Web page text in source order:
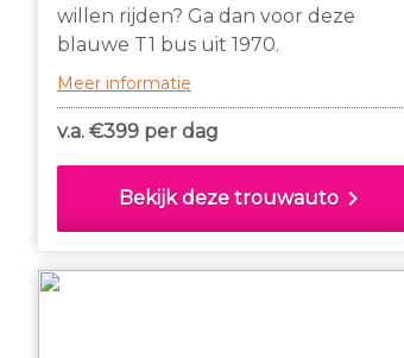
willen rijden? Ga dan voor deze
blauwe T1 bus uit 1970.
Meer informatie
v.a. €399 per dag
Bekijk deze trouwautochevron_right